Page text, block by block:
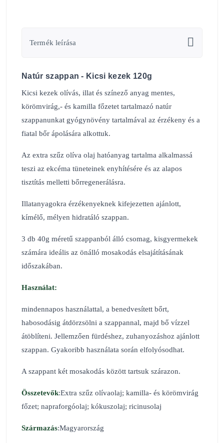
Termék leírása
Natúr szappan - Kicsi kezek 120g
Kicsi kezek olívás, illat és színező anyag mentes,
körömvirág,- és kamilla főzetet tartalmazó natúr
szappanunkat gyógynövény tartalmával az érzékeny és a
fiatal bőr ápolására alkottuk.
Az extra szűz olíva olaj hatóanyag tartalma alkalmassá
teszi az ekcéma tüneteinek enyhítésére és az alapos
tisztítás melletti bőrregenerálásra.
Illatanyagokra érzékenyeknek kifejezetten ajánlott,
kímélő, mélyen hidratáló szappan.
3 db 40g méretű szappanból álló csomag, kisgyermekek
számára ideális az önálló mosakodás elsajátításának
időszakában.
Használat:
mindennapos használattal, a benedvesített bőrt,
habosodásig átdörzsölni a szappannal, majd bő vízzel
átöblíteni. Jellemzően fürdéshez, zuhanyozáshoz ajánlott
szappan. Gyakoribb használata során elfolyósodhat.
A szappant két mosakodás között tartsuk szárazon.
Összetevők:Extra szűz olívaolaj; kamilla- és körömvirág
főzet; napraforgóolaj; kókuszolaj; ricinusolaj
Származás:Magyarország